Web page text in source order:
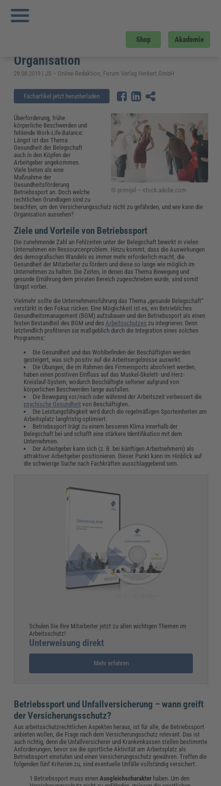
Shop Akademie
Sie sind hier:
Versicherung und Tipps zur Organisation
Betriebssport – Vorteile,
Versicherung und Tipps zur
Organisation
29.08.2019 | JS – Online-Redaktion, Forum Verlag Herkert GmbH
Fachartikel jetzt herunterladen
© primipil – stock.adobe.com
Überforderung, frühe
körperliche Beschwerden und
fehlende Work-Life-Balance:
Längst ist das Thema
Gesundheit der Belegschaft
auch in den Köpfen der
Arbeitgeber angekommen.
Viele bieten als eine
Maßnahme der
Gesundheitsförderung
Betriebssport an. Doch welche
rechtlichen Grundlagen sind zu
beachten, um den Versicherungsschutz nicht zu gefährden, und wie kann die
Organisation aussehen?
Ziele und Vorteile von Betriebssport
Die zunehmende Zahl an Fehlzeiten unter der Belegschaft bewirkt in vielen
Unternehmen ein Ressourcenproblem. Hinzu kommt, dass die Auswirkungen
des demografischen Wandels es immer mehr erforderlich macht, die
Gesundheit der Mitarbeiter zu fördern und diese so lange wie möglich im
Unternehmen zu halten. Die Zeiten, in denen das Thema Bewegung und
gesunde Ernährung dem privaten Bereich zugeschrieben wurde, sind somit
längst vorbei.
Vielmehr sollte die Unternehmensführung das Thema „gesunde Belegschaft“
verstärkt in den Fokus rücken. Eine Möglichkeit ist es, ein Betriebliches
Gesundheitsmanagement (BGM) aufzubauen und den Betriebssport als einen
festen Bestandteil des BGM und desArbeitsschutzes zu integrieren. Denn
letztendlich profitieren sie maßgeblich durch die Integration eines solchen
Programms:
Die Gesundheit und das Wohlbefinden der Beschäftigten werden
gesteigert, was sich positiv auf die Arbeitsergebnisse auswirkt.
Die Übungen, die im Rahmen des Firmensports absolviert werden,
haben einen positiven Einfluss auf das Muskel-Skelett- und Herz-
Kreislauf-System, wodurch Beschäftigte seltener aufgrund von
körperlichen Beschwerden lange ausfallen.
Die Bewegung vor/nach oder während der Arbeitszeit verbessert die
psychische Gesundheit von Beschäftigten.
Die Leistungsfähigkeit wird durch die regelmäßigen Sporteinheiten am
Arbeitsplatz langfristig optimiert.
Betriebssport trägt zu einem besseren Klima innerhalb der
Belegschaft bei und schafft eine stärkere Identifikation mit dem
Unternehmen.
Der Arbeitgeber kann sich (z. B. bei künftigen Arbeitnehmern) als
attraktiver Arbeitgeber positionieren. Dieser Punkt kann im Hinblick auf
die schwierige Suche nach Fachkräften ausschlaggebend sein.
Schulen Sie Ihre Mitarbeiter jetzt zu allen wichtigen Themen im
Arbeitsschutz!
Unterweisung direkt
Mehr erfahren
Betriebssport und Unfallversicherung – wann greift
der Versicherungsschutz?
Aus arbeitsschutzrechtlichen Aspekten heraus, ist für alle, die Betriebssport
anbieten wollen, die Frage nach dem Versicherungsschutz relevant. Das ist
auch richtig, denn die Unfallversicherer und Krankenkassen stellen bestimmte
Anforderungen, bevor sie die sportliche Aktivität am Arbeitsplatz als
Betriebssport einstufen und einen Versicherungsschutz gewähren. Treffen die
folgenden fünf Kriterien zu, sind eventuelle Unfälle vollständig versichert:
Betriebssport muss einenAusgleichscharakter haben. Um den